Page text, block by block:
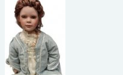
meubels
reclamevoorwerpen/
curiosa
CONTACT